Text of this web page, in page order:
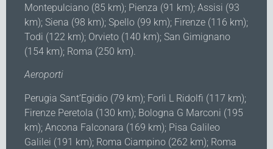
Montepulciano (85 km); Pienza (91 km); Assisi (93
km); Siena (98 km); Spello (99 km); Firenze (116 km);
Todi (122 km); Orvieto (140 km); San Gimignano
(154 km); Roma (250 km).
Aeroporti
Perugia Sant’Egidio (79 km); Forlì L Ridolfi (117 km);
Firenze Peretola (130 km); Bologna G Marconi (195
km); Ancona Falconara (169 km); Pisa Galileo
Galilei (191 km); Roma Ciampino (262 km); Roma